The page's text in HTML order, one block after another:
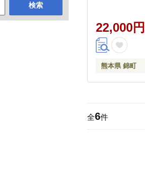
検索
22,000円
熊本県 錦町
全6件